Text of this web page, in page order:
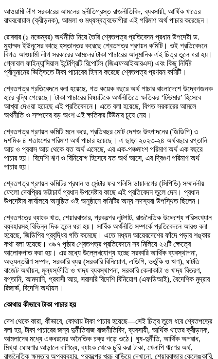
আওয়ামী লীগ সরকারের আমলের দুর্নীতিগ্রস্ত রাজনীতিবিদ, ব্যবসায়ী, আর্থিক খাতের
রাঘববোয়াল (ক্রীড়নক), আমলা ও মধ্যস্বত্বভোগীরা এই পরিমাণ অর্থ পাচার করেছেন।
রোববার (১ নভেম্বর) অর্থনীতি নিয়ে তৈরি শ্বেতপত্র প্রতিবেদন প্রধান উপদেষ্টা ড.
মুহাম্মদ ইউনূসের কাছে হস্তান্তর করেছে শ্বেতপত্র প্রণয়ন কমিটি। ওই প্রতিবেদনে
বিগত আওয়ামী লীগ সরকারের আমলের টাকা পাচারের আনুমানিক এই চিত্র তুলে ধরা হয়।
গ্লোবাল ফাইন্যান্সিয়াল ইন্টেগ্রিটি রিপোর্টস (জিএফআইআরএস) এবং কিছু নির্দিষ্ট
পূর্বানুমানের ভিত্তিতে টাকা পাচারের হিসাব করেছে শ্বেতপত্র প্রণয়ন কমিটি।
শ্বেতপত্র প্রতিবেদনে বলা হয়েছে, গত কয়েক বছরে অর্থ পাচার বাংলাদেশে উদ্বেগজনক
হারে বৃদ্ধি পেয়েছে। টাকা পাচারের বিষয়টিকে অর্থনীতিতে ক্ষতিকর ‘টিউমার’ হিসেবে
আখ্যা দেওয়া হয়েছে এই প্রতিবেদনে। এতে বলা হয়েছে, বিগত সরকারের আমলে
অর্থনীতি ও সম্পদের বড় অংশ এই ক্ষতিকর টিউমার চুষে নেয়।
শ্বেতপত্র প্রণয়ন কমিটি মনে করে, প্রতিবছর মোট দেশজ উৎপাদনের (জিডিপি) ৩
দশমিক ৪ শতাংশের পরিমাণ অর্থ পাচার হয়েছে। এ ছাড়া ২০২৩-২৪ অর্থবছরে রপ্তানি
আয় ও প্রবাস আয় থেকে যত অর্থ এসেছে, এর এক-পঞ্চমাংশ পরিমাণ অর্থ এক বছরে
পাচার হয়। বিদেশি ঋণ ও বিনিয়োগ হিসেবে যত অর্থ আসে, এর দ্বিগুণ পরিমাণ অর্থ
পাচার হয়।
শ্বেতপত্র প্রণয়ন কমিটির প্রধান ও সেন্টার ফর পলিসি ডায়ালগের (সিপিডি) সম্মাননীয়
ফেলো দেবপ্রিয় ভট্টাচার্য প্রধান উপদেষ্টার কাছে এই প্রতিবেদন তুলে দেন। প্রধান
উপদেষ্টার কার্যালয়ে অনুষ্ঠিত ওই অনুষ্ঠানে কমিটির অন্য সদস্যরা উপস্থিত ছিলেন।
শ্বেতপত্রে ব্যাংক খাত, শেয়ারবাজার, প্রকল্পের লুটপাট, রাজনৈতিক উদ্দেশ্যে পরিসংখ্যান
ব্যবহারসহ বিভিন্ন দিক তুলে ধরা হয়। সার্বিক অর্থনীতি সম্পর্কে প্রতিবেদনে আরও বলা
হয়েছে, জিডিপির প্রবৃদ্ধির গতি কমেছে। এতে মধ্যম আয়েরদেশের ফাঁদে পড়ার শঙ্কার
কথা বলা হয়েছে। ৩৯৭ পৃষ্ঠার শ্বেতপত্র প্রতিবেদনে সব মিলিয়ে ২২টি ক্ষেত্রে
আলোকপাত করা হয়। এর মধ্যে উল্লেখযোগ্য হচ্ছে সরকারি আর্থিক ব্যবস্থাপনা,
অভ্যন্তরীণ সম্পদ, সরকারি ব্যয় (সরকারি বিনিয়োগ, এডিপি, ভর্তুকি ও ঋণ), ঘাটতি
বাজেট অর্থায়ন, মূল্যস্ফীতি ও খাদ্য ব্যবস্থাপনা, সরকারি কেনাকাটা ও খাদ্য বিতরণ,
রপ্তানি, আমদানি, প্রবাসী আয়, সরাসরি বিদেশি বিনিয়োগ (এফডিআই), বৈদেশিক মুদ্রার
রিজার্ভ, বিদেশি অর্থায়ন।
কোথায় কীভাবে টাকা পাচার হয়
দেশ থেকে কারা, কীভাবে, কোথায় টাকা পাচার হয়েছে—সেই চিত্র তুলে ধরে শ্বেতপত্রে
বলা হয়, টাকা পাচারের জন্য দুর্নীতিবাজ রাজনীতিবিদ, ব্যবসায়ী, আর্থিক খাতের ক্রীড়নক,
আমলাদের মধ্যে একধরনের অনৈতিক চক্র গড়ে ওঠে। ঘুষ-দুর্নীতি, আর্থিক অপরাধ,
মিথ্যা ঘোষণার আড়ালে বাণিজ্য, ব্যাংক থেকে চুরি করা টাকা, খেলাপি ঋণের অর্থ,
রাজনৈতিক ক্ষমতার অপব্যবহার, প্রকল্পের খরচ বাড়িয়ে দেখানো, শেয়ারবাজার কেলেঙ্কারি,